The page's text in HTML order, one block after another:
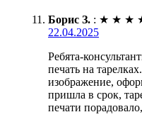
Борис З. : ★ ★ ★
22.04.2025
Ребята-
печать на
изображение,
пришла в срок,
печати